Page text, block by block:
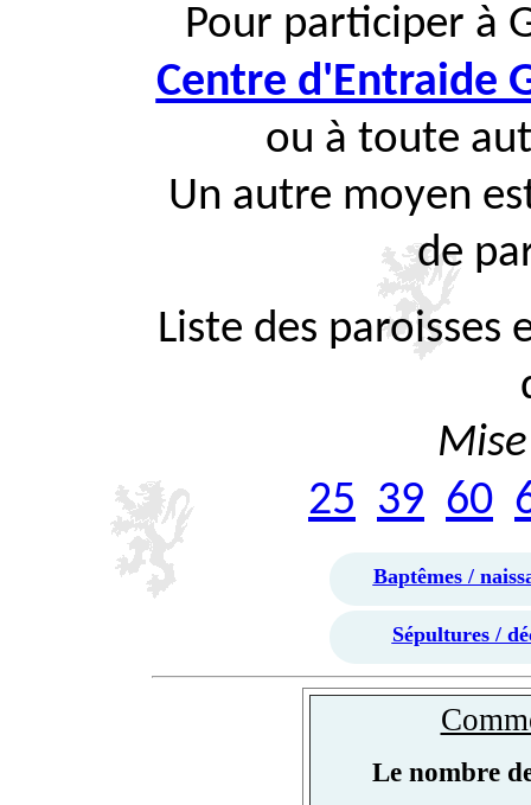
Pour participer à
Centre d'Entraide
ou à toute
Un autre moyen
de
Liste des paroisses
25 39 60
Baptêmes /
Sépultures /
Le nombre